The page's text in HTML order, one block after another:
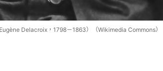
Delacroix，1798－1863）（Wikimedia Commons）